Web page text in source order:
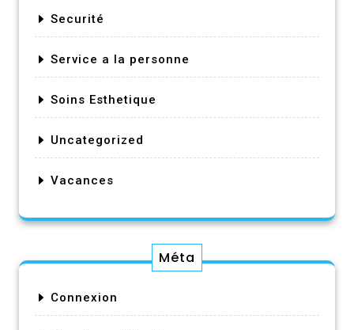
Securité
Service a la personne
Soins Esthetique
Uncategorized
Vacances
Méta
Connexion